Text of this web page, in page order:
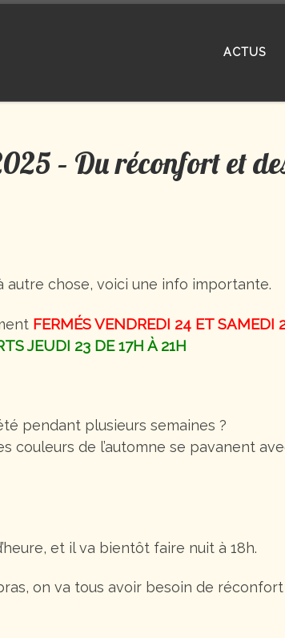
ACTUS
– Du réconfort et
autre chose, voici une info importante.
FERMÉS VENDREDI 24 ET SAMEDI
JEUDI 23 DE 17H À 21H
pendant plusieurs semaines ?
couleurs de l’automne se pavanent
et il va bientôt faire nuit à 18h.
on va tous avoir besoin de